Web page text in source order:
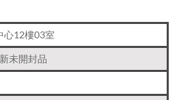
心12樓03室
未開封品